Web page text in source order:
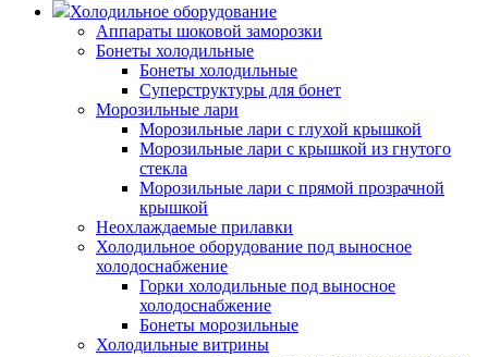
Холодильное оборудование
Аппараты шоковой заморозки
Бонеты холодильные
Бонеты холодильные
Суперструктуры для бонет
Морозильные лари
Морозильные лари с глухой крышкой
Морозильные лари с крышкой из гнутого
стекла
Морозильные лари с прямой прозрачной
крышкой
Неохлаждаемые прилавки
Холодильное оборудование под выносное
холодоснабжение
Горки холодильные под выносное
холодоснабжение
Бонеты морозильные
Холодильные витрины